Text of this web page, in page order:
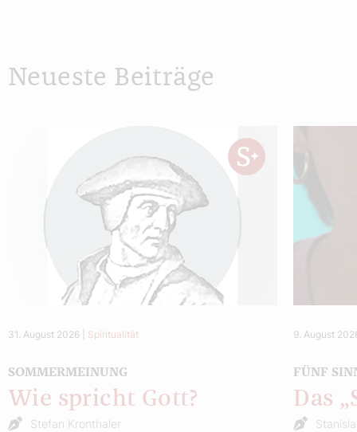
Neueste Beiträge
31. August 2026 Spiritualität
SOMMERMEINUNG
Wie spricht Gott?
Stefan Kronthaler
9. August
FÜNF
Das